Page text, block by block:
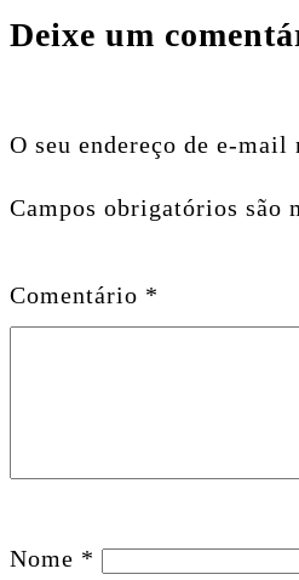
Deixe um
O seu endereço de e-mail
Campos obrigatórios são
Comentário *
Nome *